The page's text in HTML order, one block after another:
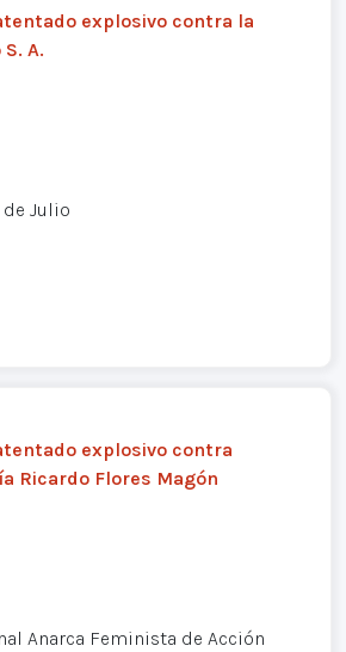
explosivo contra la
A.
Julio
explosivo contra
Ricardo Flores Magón
Anarca Feminista de Acción